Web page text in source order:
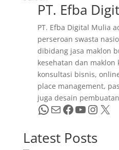
PT. Efba
PT. Efba Digital Mulia
perseroan swasta
dibidang jasa maklon
kesehatan dan maklon
konsultasi bisnis,
place management,
juga desain
WhatsApp Mail Facebook YouTube InstagramX
Latest Posts